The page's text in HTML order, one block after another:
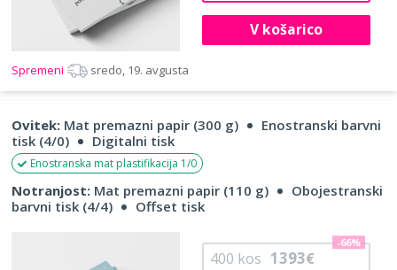
V košarico
Spremeni sredo, 19. avgusta
Ovitek: Mat premazni papir (300 g)
Enostranski barvni
tisk (4/0)
Digitalni tisk
Enostranska mat plastifikacija 1/0
Notranjost: Mat premazni papir (110 g)
Obojestranski
barvni tisk (4/4)
Offset tisk
400 kos 1393€
-66%